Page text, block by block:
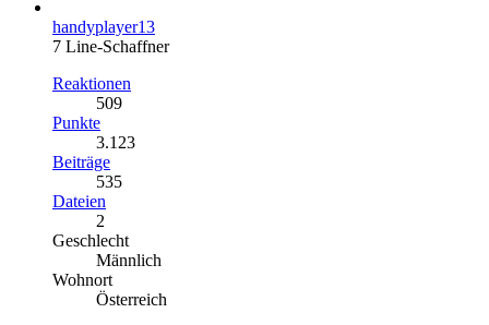
handyplayer13
7 Line-Schaffner
Reaktionen
509
Punkte
3.123
Beiträge
535
Dateien
2
Geschlecht
Männlich
Wohnort
Österreich